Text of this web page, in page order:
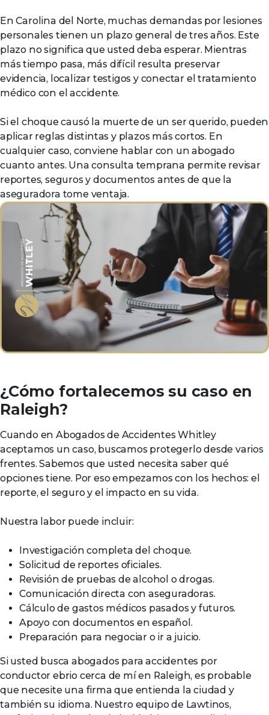
En Carolina del Norte, muchas demandas por lesiones
personales tienen un plazo general de tres años. Este
plazo no significa que usted deba esperar. Mientras
más tiempo pasa, más difícil resulta preservar
evidencia, localizar testigos y conectar el tratamiento
médico con el accidente.
Si el choque causó la muerte de un ser querido, pueden
aplicar reglas distintas y plazos más cortos. En
cualquier caso, conviene hablar con un abogado
cuanto antes. Una consulta temprana permite revisar
reportes, seguros y documentos antes de que la
aseguradora tome ventaja.
¿Cómo fortalecemos su caso en
Raleigh?
Cuando en Abogados de Accidentes Whitley
aceptamos un caso, buscamos protegerlo desde varios
frentes. Sabemos que usted necesita saber qué
opciones tiene. Por eso empezamos con los hechos: el
reporte, el seguro y el impacto en su vida.
Nuestra labor puede incluir:
Investigación completa del choque.
Solicitud de reportes oficiales.
Revisión de pruebas de alcohol o drogas.
Comunicación directa con aseguradoras.
Cálculo de gastos médicos pasados y futuros.
Apoyo con documentos en español.
Preparación para negociar o ir a juicio.
Si usted busca abogados para accidentes por
conductor ebrio cerca de mí en Raleigh, es probable
que necesite una firma que entienda la ciudad y
también su idioma. Nuestro equipo de Lawtinos,